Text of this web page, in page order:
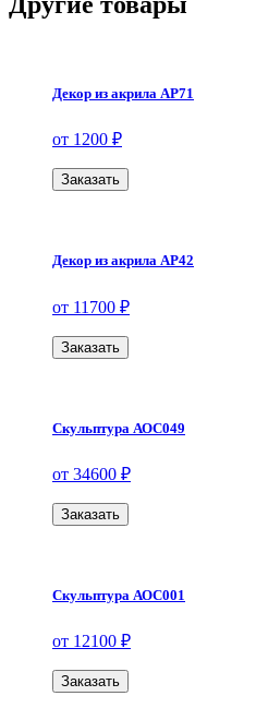
Декор из акрила АР71
от 1200 ₽
Заказать
Декор из акрила АР42
от 11700 ₽
Заказать
Скульптура АОС049
от 34600 ₽
Заказать
Скульптура АОС001
от 12100 ₽
Заказать